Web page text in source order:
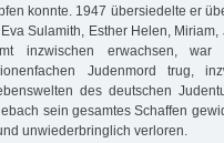
konnte. 1947 übersiedelte er
Sulamith, Esther Helen,
inzwischen erwachsen,
Judenmord trug,
des deutschen
sein gesamtes Schaffen
unwiederbringlich verloren.